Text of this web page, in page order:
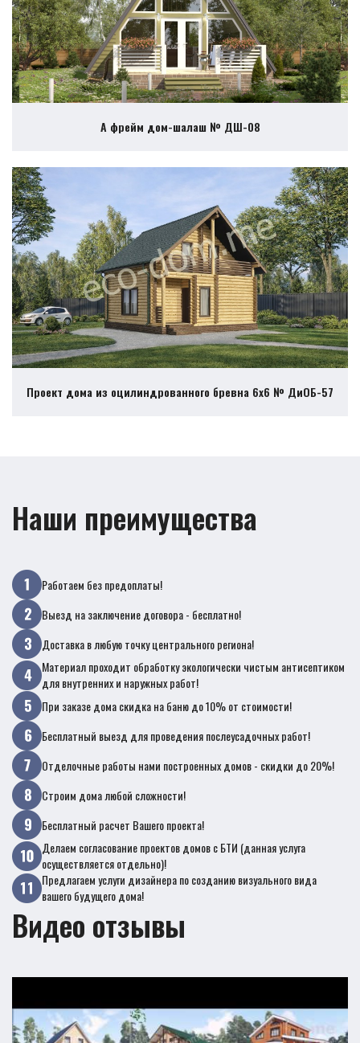
А фрейм дом-шалаш № ДШ-08
Проект дома из оцилиндрованного бревна 6х6 № ДиОБ-57
Наши преимущества
Работаем без предоплаты!
Выезд на заключение договора - бесплатно!
Доставка в любую точку центрального региона!
Материал проходит обработку экологически чистым антисептиком
для внутренних и наружных работ!
При заказе дома скидка на баню до 10% от стоимости!
Бесплатный выезд для проведения послеусадочных работ!
Отделочные работы нами построенных домов - скидки до 20%!
Строим дома любой сложности!
Бесплатный расчет Вашего проекта!
Делаем согласование проектов домов с БТИ (данная услуга
осуществляется отдельно)!
Предлагаем услуги дизайнера по созданию визуального вида
вашего будущего дома!
Видео отзывы